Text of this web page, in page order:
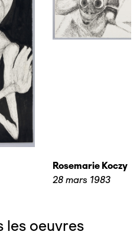
Rosemarie Koczy
28 mars 1983
les oeuvres